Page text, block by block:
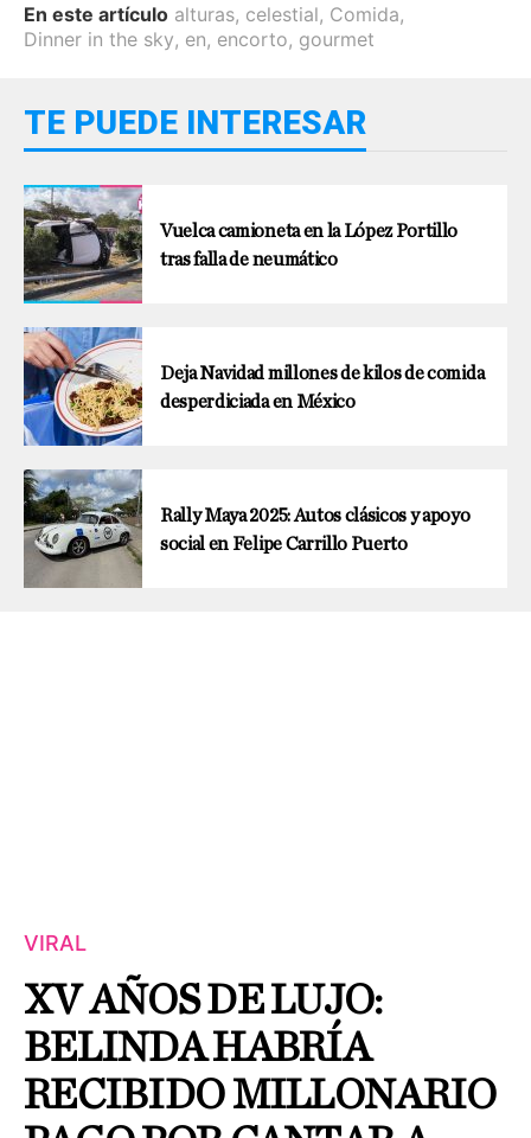
En este artículo alturas, celestial, Comida,
Dinner in the sky, en, encorto, gourmet
TE PUEDE INTERESAR
Vuelca camioneta en la López Portillo
tras falla de neumático
Deja Navidad millones de kilos de comida
desperdiciada en México
Rally Maya 2025: Autos clásicos y apoyo
social en Felipe Carrillo Puerto
VIRAL
XV AÑOS DE LUJO:
BELINDA HABRÍA
RECIBIDO MILLONARIO